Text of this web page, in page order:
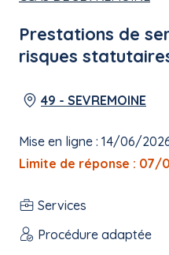
Prestations de
risques
49 - SEVREMOINE
Mise en ligne : 14/06/
Limite de réponse : 07/
Services
Procédure adaptée